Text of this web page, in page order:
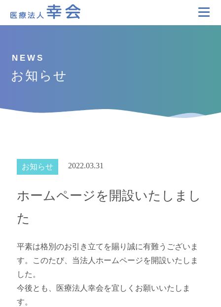
お知らせ
お知らせ 2022.03.31
ホームページを開設いたしまし
た
平素は格別のお引き立てを賜り誠に有難うございま
す。このたび、当法人ホームページを開設いたしま
した。
今後とも、医療法人幸会を宜しくお願いいたしま
す。